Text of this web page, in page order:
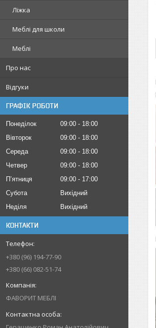
Ліжка
Меблі для школи
Меблі
Про нас
Відгуки
ГРАФІК РОБОТИ
Понеділок 09:00
18:00
Вівторок
09:00
18:00
Середа
09:00
18:00
Четвер
09:00
18:00
Пʼятниця
09:00
17:00
Субота
Вихідний
Неділя
Вихідний
КОНТАКТИ
+380 (96) 194-77-90
+380 (66) 082-51-74
ФАВОРИТ МЕБЛІ